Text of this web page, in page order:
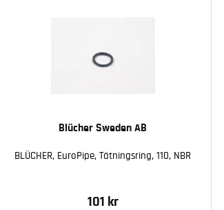
Blücher Sweden AB
BLÜCHER, EuroPipe, Tätningsring, 110, NBR
101 kr